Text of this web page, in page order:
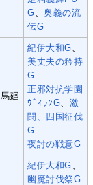
G 、奥義の流
伝G
馬廻
紀伊大和G
美丈夫の矜持
G
正邪対抗学園
ｳﾞｨﾗﾝG
激
闘、四国征伐
G
夜討の戦意G
紀伊大和G
幽魔討伐祭G